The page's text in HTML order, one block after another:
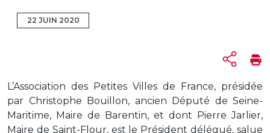
22 JUIN 2020
L’Association des Petites Villes de France, présidée
par Christophe Bouillon, ancien Député de Seine-
Maritime, Maire de Barentin, et dont Pierre Jarlier,
Maire de Saint-Flour, est le Président délégué, salue